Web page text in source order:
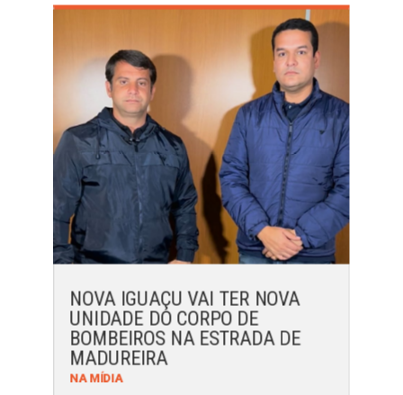
NOVA IGUAÇU VAI TER NOVA
UNIDADE DO CORPO DE
BOMBEIROS NA ESTRADA DE
MADUREIRA
NA MÍDIA